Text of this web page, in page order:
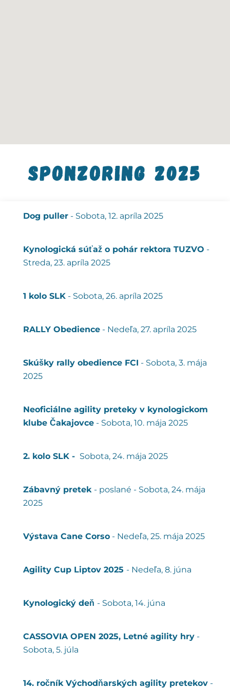
Sponzoring 2025
Dog puller - Sobota, 12. apríla 2025
Kynologická súťaž o pohár rektora TUZVO -
Streda, 23. apríla 2025
1 kolo SLK - Sobota, 26. apríla 2025
RALLY Obedience - Nedeľa, 27. apríla 2025
Skúšky rally obedience FCI - Sobota, 3. mája
2025
Neoficiálne agility preteky v kynologickom
klube Čakajovce - Sobota, 10. mája 2025
2. kolo SLK - Sobota, 24. mája 2025
Zábavný pretek - poslané - Sobota, 24. mája
2025
Výstava Cane Corso - Nedeľa, 25. mája 2025
Agility Cup Liptov 2025 - Nedeľa, 8. júna
Kynologický deň - Sobota, 14. júna
CASSOVIA OPEN 2025, Letné agility hry -
Sobota, 5. júla
14. ročník Východňarských agility pretekov -